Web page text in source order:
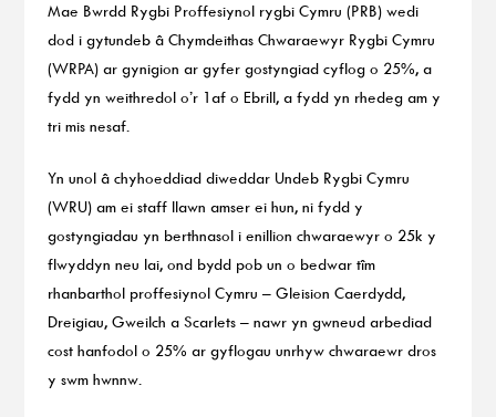
Mae Bwrdd Rygbi Proffesiynol rygbi Cymru (PRB) wedi
dod i gytundeb â Chymdeithas Chwaraewyr Rygbi Cymru
(WRPA) ar gynigion ar gyfer gostyngiad cyflog o 25%, a
fydd yn weithredol o’r 1af o Ebrill, a fydd yn rhedeg am y
tri mis nesaf.
Yn unol â chyhoeddiad diweddar Undeb Rygbi Cymru
(WRU) am ei staff llawn amser ei hun, ni fydd y
gostyngiadau yn berthnasol i enillion chwaraewyr o 25k y
flwyddyn neu lai, ond bydd pob un o bedwar tîm
rhanbarthol proffesiynol Cymru – Gleision Caerdydd,
Dreigiau, Gweilch a Scarlets – nawr yn gwneud arbediad
cost hanfodol o 25% ar gyflogau unrhyw chwaraewr dros
y swm hwnnw.